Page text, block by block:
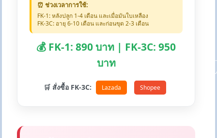
⏰ ช่วงเวลาการใช้:
FK-1: หลังปลูก 1-4 เดือน และเมื่อมันใบเหลือง
FK-3C: อายุ 6-10 เดือน และก่อนขุด 2-3 เดือน
💰 FK-1: 890 บาท | FK-3C: 950
บาท
🛒 สั่งซื้อ FK-3C: Lazada Shopee